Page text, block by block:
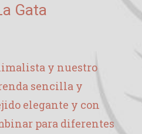
Gata
y nuestro
sencilla y
elegante y con
para diferentes